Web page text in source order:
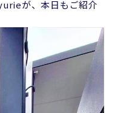
が、本日もご紹介